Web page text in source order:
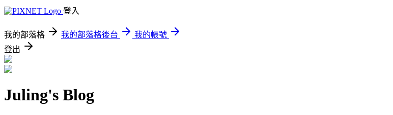
登入
我的部落格 我的部落格後台
我的帳號
登出
Juling's Blog